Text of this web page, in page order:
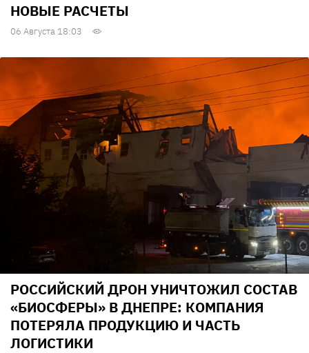
НОВЫЕ РАСЧЕТЫ
06 Августа 18:03
РОССИЙСКИЙ ДРОН УНИЧТОЖИЛ СОСТАВ
«БИОСФЕРЫ» В ДНЕПРЕ: КОМПАНИЯ
ПОТЕРЯЛА ПРОДУКЦИЮ И ЧАСТЬ
ЛОГИСТИКИ